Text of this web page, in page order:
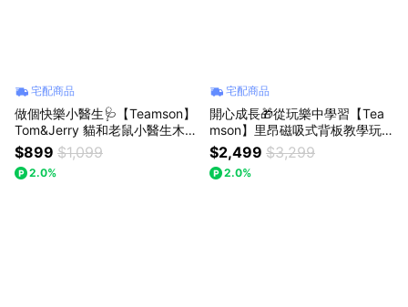
宅配商品
做個快樂小醫生🩺【Teamson】
Tom&Jerry 貓和老鼠小醫生木製
護理玩具包組 (TK-W00020-TJ)
卡通聯名 木質玩具 兒童玩具 寓
教於樂 角色扮演 生日禮物 禮物
$899 $1,099
2.0%
宅配商品
開心成長🎁從玩樂中學習【Tea
mson】里昂磁吸式背板教學玩
具廚房組｜木質玩具 寓教於樂
扮家家酒 生日禮物 兒童禮物 成
長禮物 送禮推薦
$2,499 $3,299
2.0%